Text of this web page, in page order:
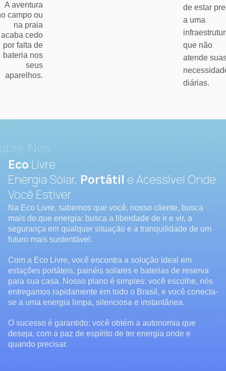
A aventura
campo ou
na praia
acaba cedo
por falta de
bateria nos
seus
aparelhos.
de estar
a uma
que não
atende
diárias.
Nós
Eco Livre
Energia Solar, Portátil e Acessível Onde
Você Estiver
Na Eco Livre, sabemos que você, nosso cliente, busca
mais do que energia: busca a liberdade de ir e vir, a
segurança em qualquer situação e a tranquilidade de um
futuro mais sustentável.
Com a Eco Livre, você encontra a solução ideal em
estações portáteis, painéis solares e baterias de reserva
para sua casa. Nosso plano é simples: você escolhe, nós
entregamos rapidamente em todo o Brasil, e você conecta-
se a uma energia limpa, silenciosa e instantânea.
O sucesso é garantido: você obtém a autonomia que
deseja, com a paz de espírito de ter energia onde e
quando precisar.